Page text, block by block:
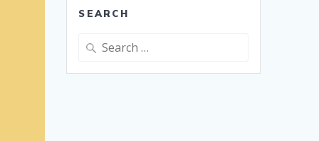
SEARCH
Search